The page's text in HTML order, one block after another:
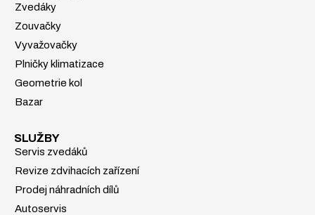
Zvedáky
Zouvačky
Vyvažovačky
Plničky klimatizace
Geometrie kol
Bazar
SLUŽBY
Servis zvedáků
Revize zdvihacích zařízení
Prodej náhradních dílů
Autoservis